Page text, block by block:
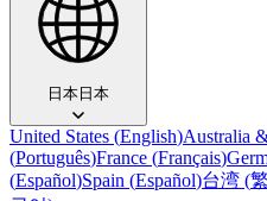
日本日本
United States (English)Australia
(Português)France (Français)
(Español)Spain (Español)台湾 (